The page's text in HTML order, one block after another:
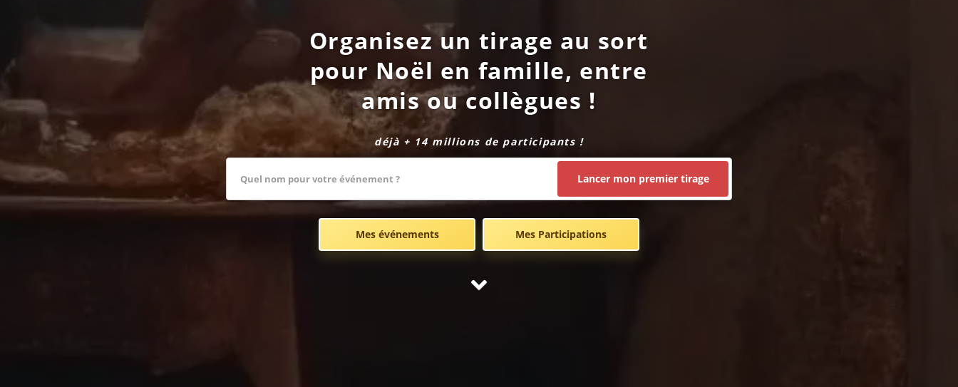
Organisez un tirage au sort
pour Noël en famille, entre
amis ou collègues !
déjà + 14 millions de participants !
Lancer mon premier tirage
Mes événements Mes Participations